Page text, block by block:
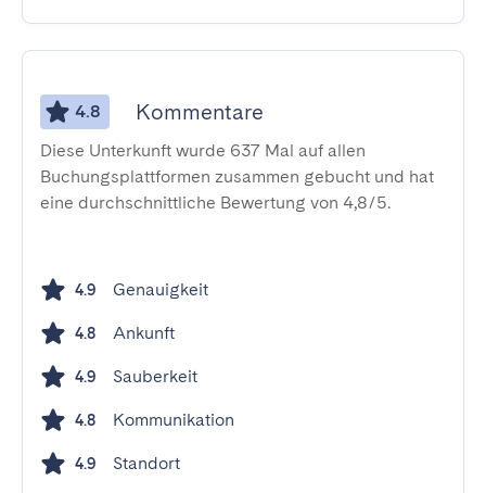
4.8 Kommentare
Diese Unterkunft wurde 637 Mal auf allen
Buchungsplattformen zusammen gebucht und hat
eine durchschnittliche Bewertung von 4,8/5.
4.9 Genauigkeit
4.8 Ankunft
4.9 Sauberkeit
4.8 Kommunikation
4.9 Standort